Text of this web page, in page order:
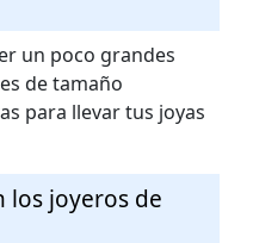
un poco grandes
de tamaño
para llevar tus joyas
los joyeros de